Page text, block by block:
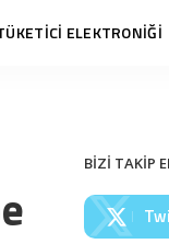
ELEKTRONİĞİ
BİZİ TAKİP